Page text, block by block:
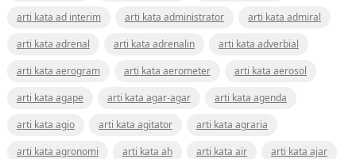
arti kata ad interim
arti kata administrator
arti kata admiral
arti kata adrenal
arti kata adrenalin
arti kata adverbial
arti kata aerogram
arti kata aerometer
arti kata aerosol
arti kata agape
arti kata agar-agar
arti kata agenda
arti kata agio
arti kata agitator
arti kata agraria
arti kata agronomi
arti kata ah arti kata air
arti kata ajar